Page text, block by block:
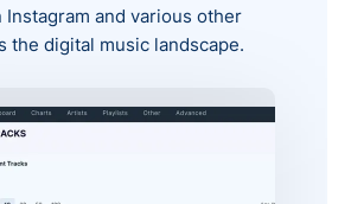
and various other
the digital music landscape.